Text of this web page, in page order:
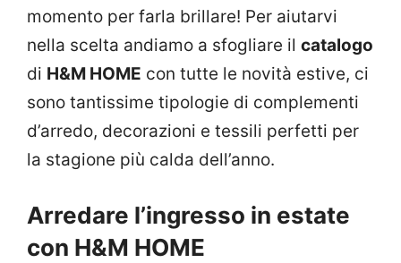
momento per farla brillare! Per aiutarvi
nella scelta andiamo a sfogliare il catalogo
di H&M HOME con tutte le novità estive, ci
sono tantissime tipologie di complementi
d’arredo, decorazioni e tessili perfetti per
la stagione più calda dell’anno.
Arredare l’ingresso in estate
con H&M HOME